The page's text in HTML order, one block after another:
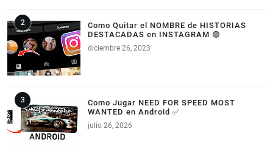
Como Quitar el NOMBRE de HISTORIAS
DESTACADAS en INSTAGRAM 🟣
diciembre 26, 2023
Como Jugar NEED FOR SPEED MOST
WANTED en Android ✅
julio 26, 2026